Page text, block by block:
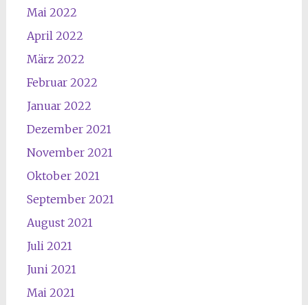
Mai 2022
April 2022
März 2022
Februar 2022
Januar 2022
Dezember 2021
November 2021
Oktober 2021
September 2021
August 2021
Juli 2021
Juni 2021
Mai 2021